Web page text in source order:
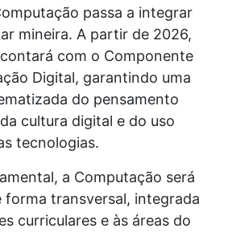
passa a integrar
mineira. A partir de 2026,
com o Componente
Digital, garantindo uma
do pensamento
cultura digital e do uso
tecnologias.
a Computação será
forma transversal, integrada
curriculares e às áreas do